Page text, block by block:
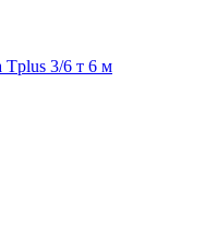
Tplus 3/6 т 6 м